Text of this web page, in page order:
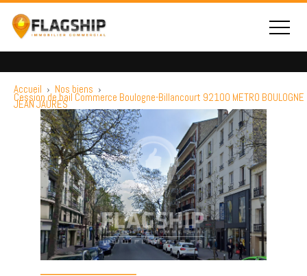
Accueil › Nos biens ›
Cession de bail Commerce Boulogne-Billancourt 92100 METRO BOULOGNE
JEAN JAURES